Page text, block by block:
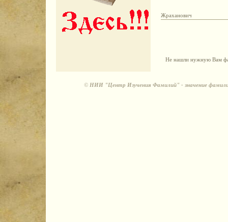
Жраханович
Не нашли нужную Вам
© НИИ "Центр Изучения Фамилий" - значение